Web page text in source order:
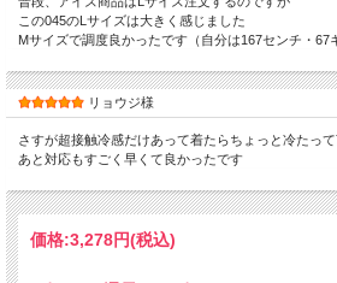
この045のLサイズは大きく感じました
Mサイズで調度良かったです（自分は167センチ・67
リョウジ様
さすが超接触冷感だけあって着たらちょっと冷たって
あと対応もすごく早くて良かったです
価格:3,278円(税込)